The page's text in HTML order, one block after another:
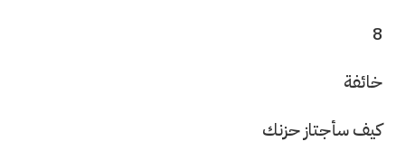
8
خائفة
كيف سأجتاز حزنك